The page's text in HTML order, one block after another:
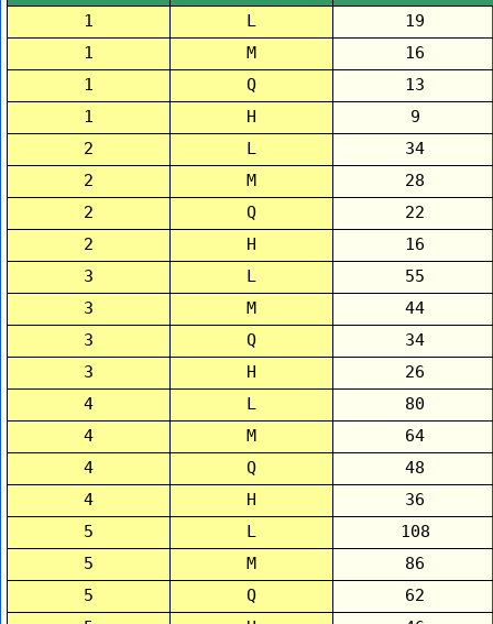
1 L
19
1
M
16
1
Q
13
1
H
9
2
L
34
2
M
28
2
Q
22
2
H
16
3
L
55
3
M
44
3
Q
34
3
H
26
4
L
80
4
M
64
4
Q
48
4
H
36
5
L
108
5
M
86
5
Q
62